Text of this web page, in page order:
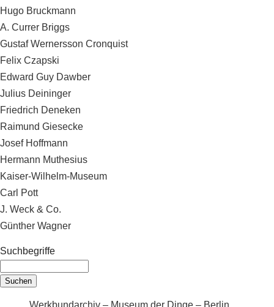
Hugo Bruckmann
A. Currer Briggs
Gustaf Wernersson Cronquist
Felix Czapski
Edward Guy Dawber
Julius Deininger
Friedrich Deneken
Raimund Giesecke
Josef Hoffmann
Hermann Muthesius
Kaiser-Wilhelm-Museum
Carl Pott
J. Weck & Co.
Günther Wagner
Suchbegriffe
Werkbundarchiv – Museum der Dinge – Berlin